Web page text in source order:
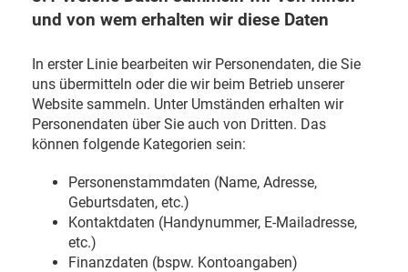
und von wem erhalten wir diese Daten
In erster Linie bearbeiten wir Personendaten, die Sie
uns übermitteln oder die wir beim Betrieb unserer
Website sammeln. Unter Umständen erhalten wir
Personendaten über Sie auch von Dritten. Das
können folgende Kategorien sein:
Personenstammdaten (Name, Adresse,
Geburtsdaten, etc.)
Kontaktdaten (Handynummer, E-Mailadresse,
etc.)
Finanzdaten (bspw. Kontoangaben)